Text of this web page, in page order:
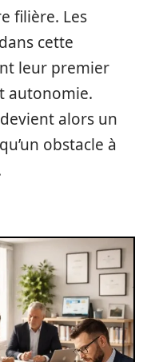
filière. Les
cette
leur premier
autonomie.
alors un
obstacle à